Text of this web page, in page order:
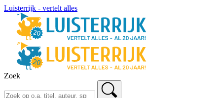
Luisterrijk - vertelt alles
Zoek